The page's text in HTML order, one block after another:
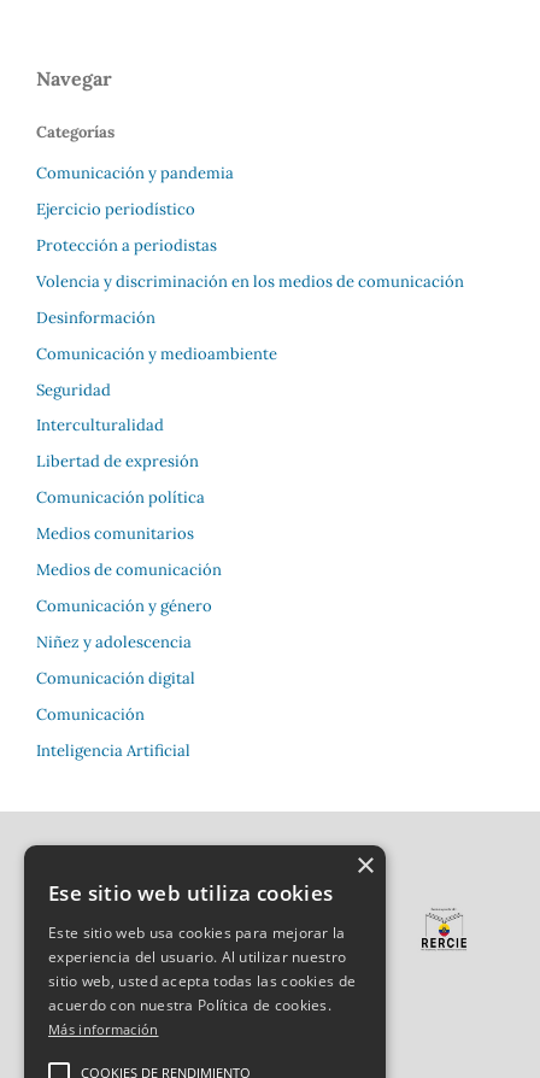
Navegar
Categorías
Comunicación y pandemia
Ejercicio periodístico
Protección a periodistas
Volencia y discriminación en los medios de comunicación
Desinformación
Comunicación y medioambiente
Seguridad
Interculturalidad
Libertad de expresión
Comunicación política
Medios comunitarios
Medios de comunicación
Comunicación y género
Niñez y adolescencia
Comunicación digital
Comunicación
Inteligencia Artificial
×
Ese sitio web utiliza cookies
Este sitio web usa cookies para mejorar la
experiencia del usuario. Al utilizar nuestro
sitio web, usted acepta todas las cookies de
acuerdo con nuestra Política de cookies.
Más información
COOKIES DE RENDIMIENTO